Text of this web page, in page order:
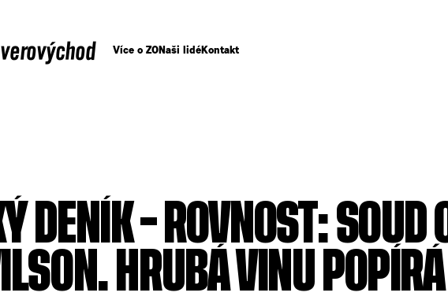
Více o ZONaši lidéKontakt
DENÍK – ROVNOST: SOUD
HRUBÁ VINU POPÍRÁ